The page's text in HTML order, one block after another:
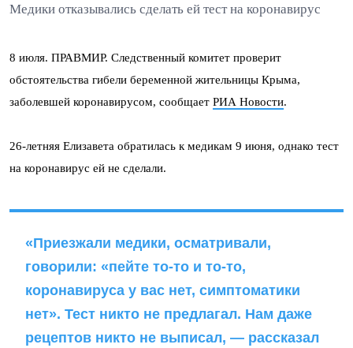
Медики отказывались сделать ей тест на коронавирус
8 июля. ПРАВМИР. Следственный комитет проверит
обстоятельства гибели беременной жительницы Крыма,
заболевшей коронавирусом, сообщает РИА Новости.
26-летняя Елизавета обратилась к медикам 9 июня, однако тест
на коронавирус ей не сделали.
«Приезжали медики, осматривали,
говорили: «пейте то-то и то-то,
коронавируса у вас нет, симптоматики
нет». Тест никто не предлагал. Нам даже
рецептов никто не выписал, — рассказал